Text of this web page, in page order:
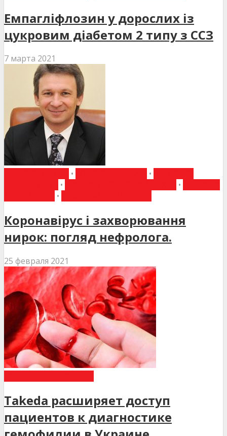
Емпагліфлозин у дорослих із
цукровим діабетом 2 типу з ССЗ
7 марта 2021
• •
• •
•
Коронавірус і захворювання
нирок: погляд нефролога.
25 февраля 2021
Takeda расширяет доступ
пациентов к диагностике